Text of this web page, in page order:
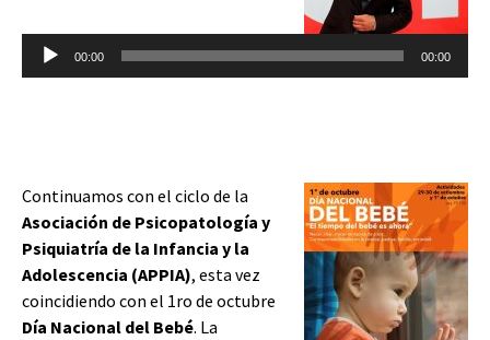
Reproductor
00:00 00:00
Continuamos con el ciclo de la
Asociación de Psicopatología y
Psiquiatría de la Infancia y la
Adolescencia (APPIA), esta vez
coincidiendo con el 1ro de octubre
Día Nacional del Bebé. La